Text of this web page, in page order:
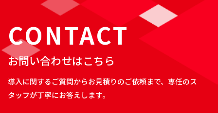
CONTACT
お問い合わせはこちら
導入に関するご質問からお見積りのご依頼まで、専任のス
タッフが丁寧にお答えします。